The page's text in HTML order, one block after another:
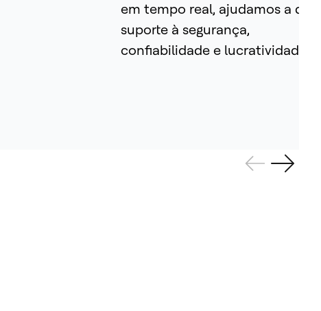
em tempo real, ajudamos a dar
suporte à segurança,
confiabilidade e lucratividade.